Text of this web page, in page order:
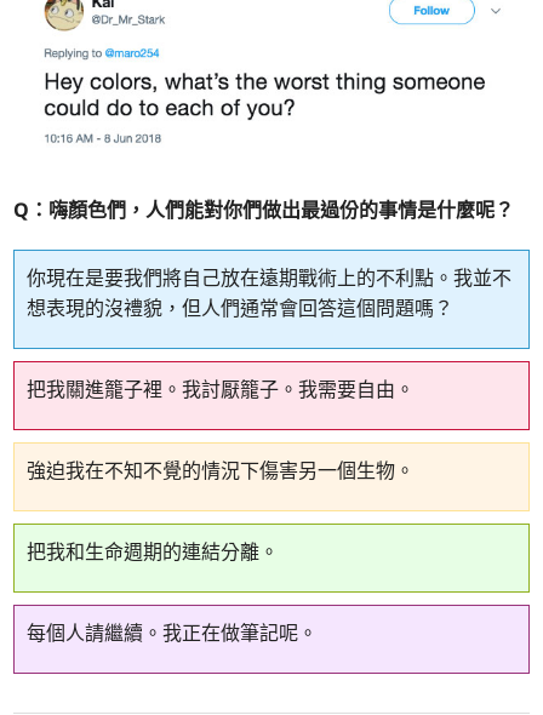
Q：嗨顏色們，人們能對你們做出最過份的事情是什麼呢？
你現在是要我們將自己放在遠期戰術上的不利點。我並不
想表現的沒禮貌，但人們通常會回答這個問題嗎？
把我關進籠子裡。我討厭籠子。我需要自由。
強迫我在不知不覺的情況下傷害另一個生物。
把我和生命週期的連結分離。
每個人請繼續。我正在做筆記呢。